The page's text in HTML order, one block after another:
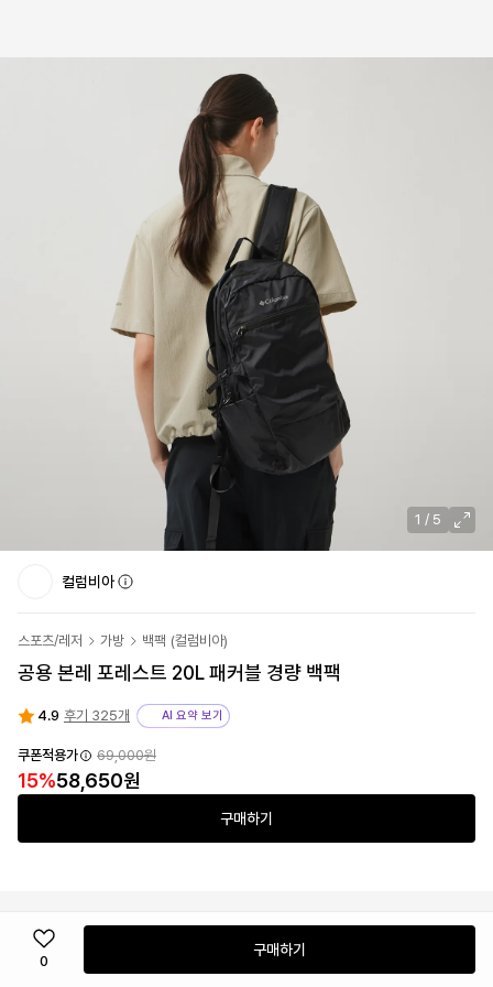
1 / 5
컬럼비아
스포츠/레저 가방 백팩 (컬럼비아)
공용 본레 포레스트 20L 패커블 경량 백팩
4.9 후기 325개 AI 요약 보기
쿠폰적용가 69,000원
15%58,650원
구매하기
0
구매하기